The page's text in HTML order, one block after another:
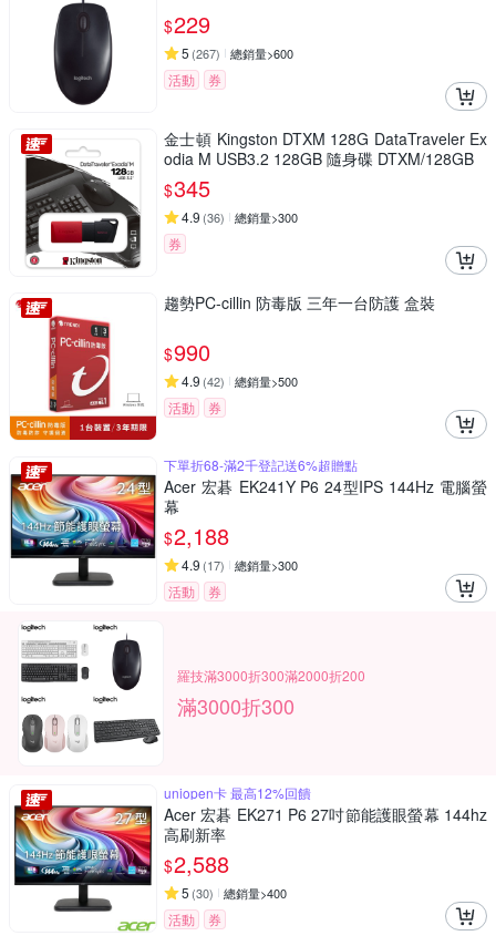
$229
5 (267) 總銷量>600
活動 券
金士頓 Kingston DTXM 128G DataTraveler Ex
odia M USB3.2 128GB 隨身碟 DTXM/128GB
$345
4.9 (36) 總銷量>300
券
趨勢PC-cillin 防毒版 三年一台防護 盒裝
$990
4.9 (42) 總銷量>500
活動 券
下單折68-滿2千登記送6%超贈點
Acer 宏碁 EK241Y P6 24型IPS 144Hz 電腦螢
幕
$2,188
4.9 (17) 總銷量>300
活動 券
羅技滿3000折300滿2000折200
滿3000折300
uniopen卡 最高12%回饋
Acer 宏碁 EK271 P6 27吋節能護眼螢幕 144hz
高刷新率
$2,588
5 (30) 總銷量>400
活動 券